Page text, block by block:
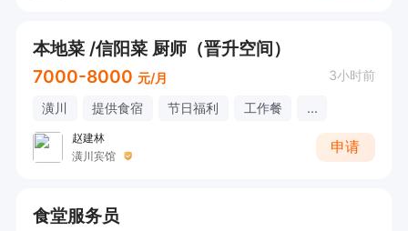
本地菜 /信阳菜 厨师（晋升空间）
7000-8000 元/月 3小时前
潢川 提供食宿 节日福利 工作餐 ...
赵建林
潢川宾馆
申请
食堂服务员